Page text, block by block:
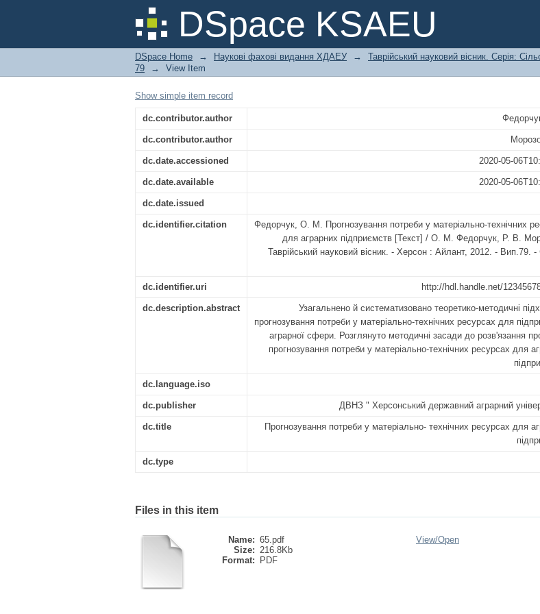
DSpace KSAEU
Прогнозування потреби у матеріально-
підприємств
DSpace Home → Наукові фахові видання ХДАЕУ → Таврійський науковий вісник. Серія:
79
→ View Item
Show simple item record
dc.contributor.author
dc.contributor.author
dc.date.accessioned 2020-05-
dc.date.available 2020-05-
dc.date.issued
dc.identifier.citation
Федорчук, О. М. Прогнозування потреби у матеріально-технічних
для аграрних підприємств [Текст] / О. М. Федорчук, Р. В.
Таврійський науковий вісник. - Херсон : Айлант, 2012. - Вип.79.
dc.identifier.uri http://hdl.handle.net/
dc.description.abstract
Узагальнено й систематизовано теоретико-методичні
прогнозування потреби у матеріально-технічних ресурсах для
аграрної сфери. Розглянуто методичні засади до розв'язання
прогнозування потреби у матеріально-технічних ресурсах для
dc.language.iso
dc.publisher ДВНЗ " Херсонський державний аграрний
dc.title
Прогнозування потреби у матеріально- технічних ресурсах для
dc.type
Files in this item
Name: 65.pdf
Size: 216.8Kb
Format:
PDF
View/Open